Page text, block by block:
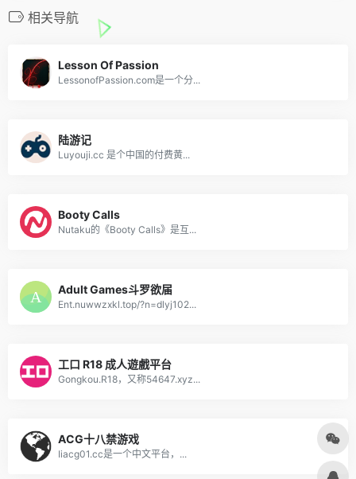
相关导航
Lesson Of Passion
LessonofPassion.com是一个分...
陆游记
Luyouji.cc 是个中国的付费黄...
Booty Calls
Nutaku的《Booty Calls》是互...
Adult Games斗罗欲届
Ent.nuwwzxkl.top/?n=dlyj102...
工口 R18 成人遊戲平台
Gongkou.R18，又称54647.xyz...
ACG十八禁游戏
Iiacg01.cc是一个中文平台，...